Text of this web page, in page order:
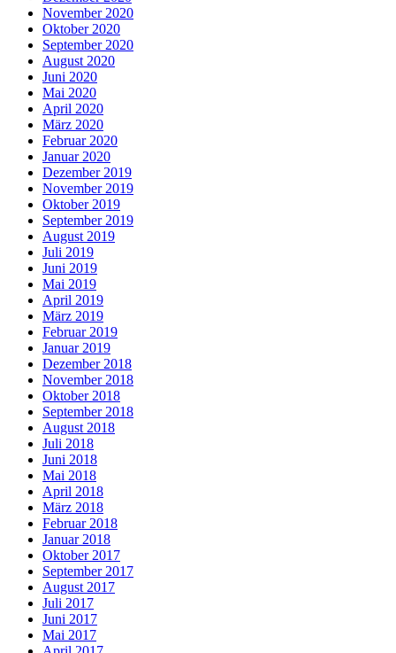
November 2020
Oktober 2020
September 2020
August 2020
Juni 2020
Mai 2020
April 2020
März 2020
Februar 2020
Januar 2020
Dezember 2019
November 2019
Oktober 2019
September 2019
August 2019
Juli 2019
Juni 2019
Mai 2019
April 2019
März 2019
Februar 2019
Januar 2019
Dezember 2018
November 2018
Oktober 2018
September 2018
August 2018
Juli 2018
Juni 2018
Mai 2018
April 2018
März 2018
Februar 2018
Januar 2018
Oktober 2017
September 2017
August 2017
Juli 2017
Juni 2017
Mai 2017